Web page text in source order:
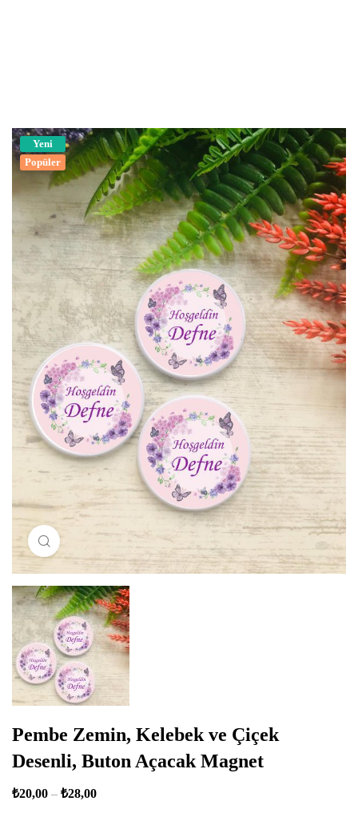
Yeni
Popüler
Resimi büyütmek için tıklayın
Pembe Zemin, Kelebek ve Çiçek
Desenli, Buton Açacak Magnet
₺20,00 – ₺28,00